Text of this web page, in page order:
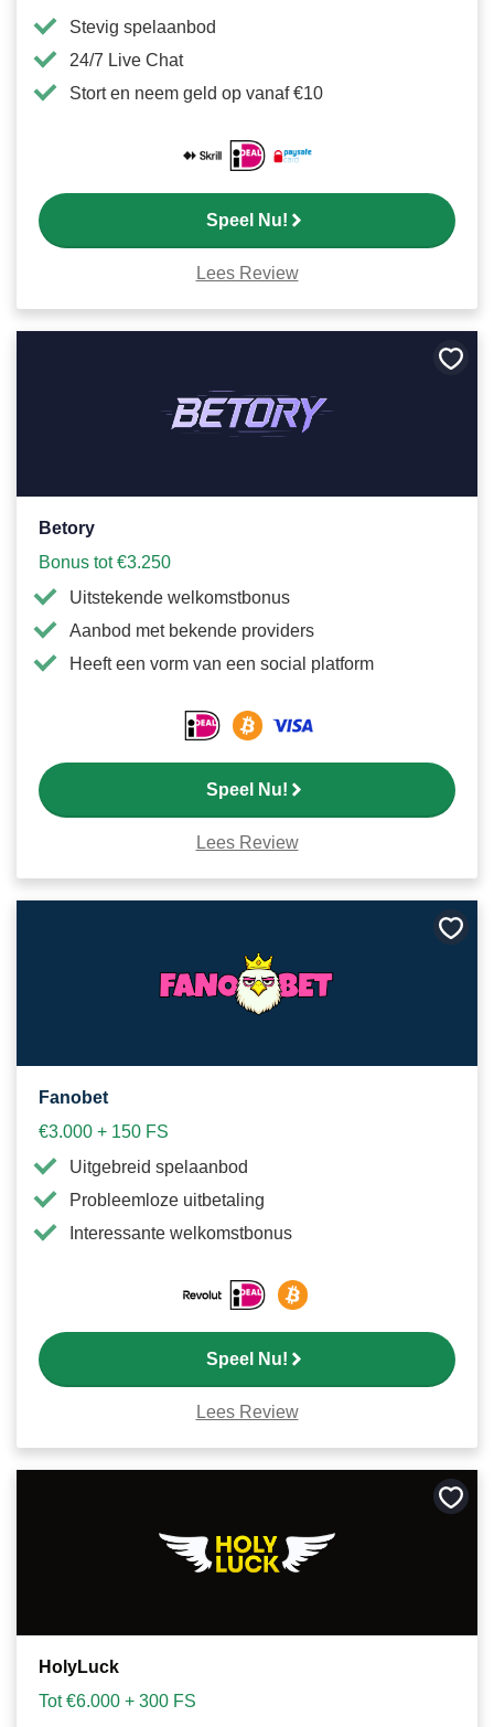
Stevig spelaanbod
24/7 Live Chat
Stort en neem geld op vanaf €10
Speel Nu!
Lees Review
Betory
Bonus tot €3.250
Uitstekende welkomstbonus
Aanbod met bekende providers
Heeft een vorm van een social platform
Speel Nu!
Lees Review
Fanobet
€3.000 + 150 FS
Uitgebreid spelaanbod
Probleemloze uitbetaling
Interessante welkomstbonus
Speel Nu!
Lees Review
HolyLuck
Tot €6.000 + 300 FS